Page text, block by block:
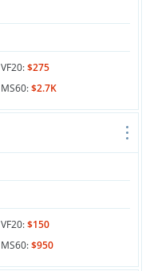
VF20:$275
MS60:$2.7K
VF20:$150
MS60:$950